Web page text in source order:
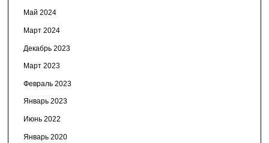
Май 2024
Март 2024
Декабрь 2023
Март 2023
Февраль 2023
Январь 2023
Июнь 2022
Январь 2020